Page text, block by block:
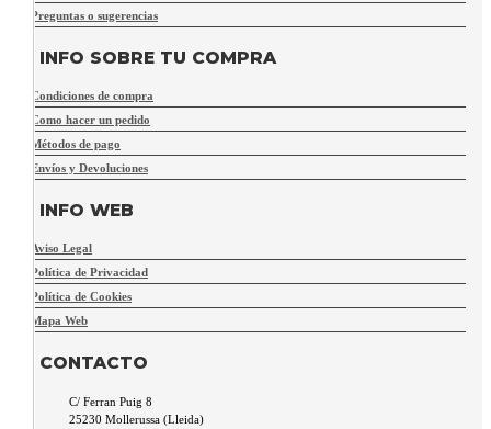
Preguntas o sugerencias
INFO SOBRE TU COMPRA
Condiciones de compra
Como hacer un pedido
Métodos de pago
Envíos y Devoluciones
INFO WEB
Aviso Legal
Política de Privacidad
Política de Cookies
Mapa Web
CONTACTO
C/ Ferran Puig 8
25230 Mollerussa (Lleida)